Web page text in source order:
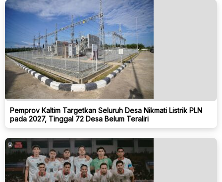
Pemprov Kaltim Targetkan Seluruh Desa Nikmati Listrik PLN
pada 2027, Tinggal 72 Desa Belum Teraliri